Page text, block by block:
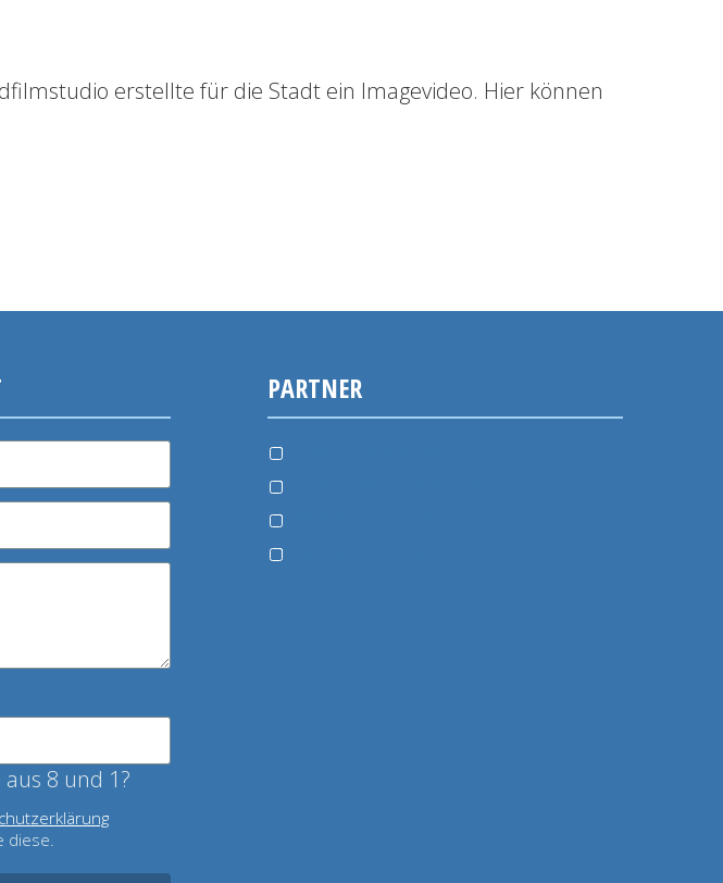
erstellte für die Stadt ein Imagevideo. Hier können
8 und 1?
diese.
PARTNER